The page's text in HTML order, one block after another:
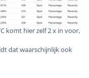
komt hier zelf 2 x in voor,
dat waarschijnlijk ook